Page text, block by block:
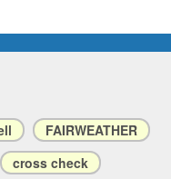
FAIRWEATHER
cross check